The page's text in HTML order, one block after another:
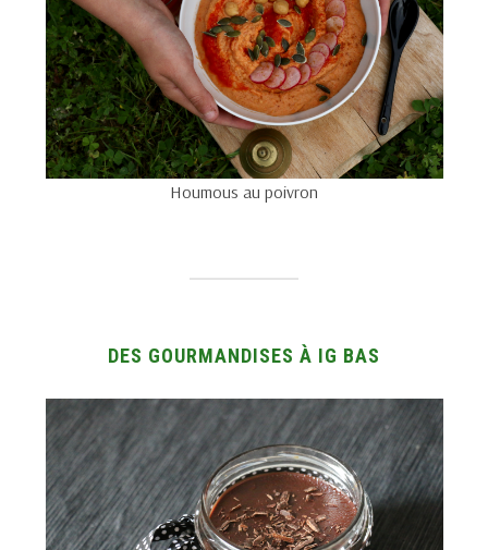
Houmous au poivron
DES GOURMANDISES À IG BAS